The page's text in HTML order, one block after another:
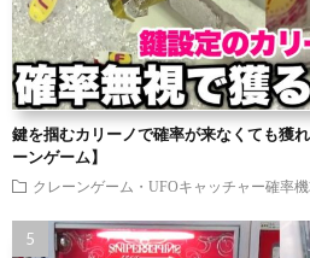
鍵を掴むカリーノで確率が来なくても獲
ーンゲーム】
クレーンゲーム・UFOキャッチャー確率